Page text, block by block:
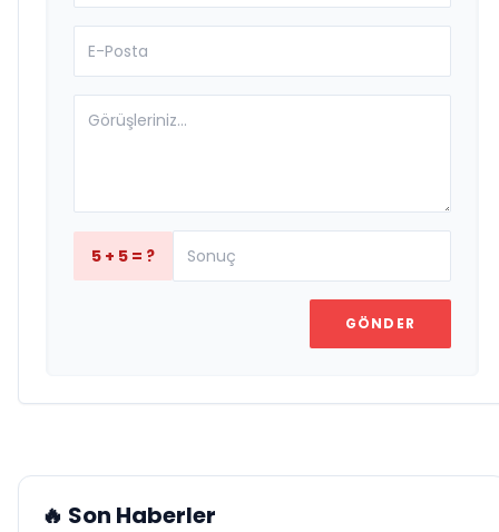
5 + 5 = ?
GÖNDER
🔥 Son Haberler